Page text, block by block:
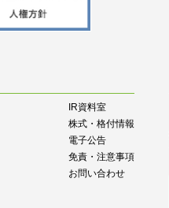
IR資料室
株式・格付情報
電子公告
免責・注意事項
お問い合わせ